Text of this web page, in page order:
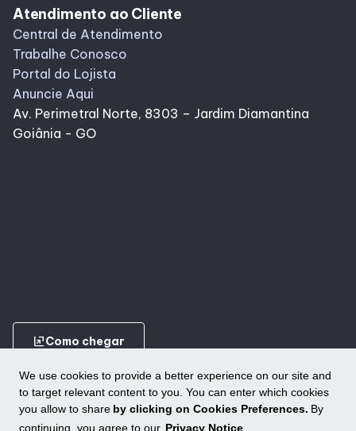
We use cookies to provide a better experience on our site and
to target relevant content to you. You can enter which cookies
you allow to share by clicking on Cookies Preferences. By
continuing, you agree to our Privacy Notice
Atendimento ao Cliente
Central de Atendimento
Trabalhe Conosco
Portal do Lojista
Anuncie Aqui
Av. Perimetral Norte, 8303 – Jardim Diamantina
Goiânia - GO
ungroupComo chegar